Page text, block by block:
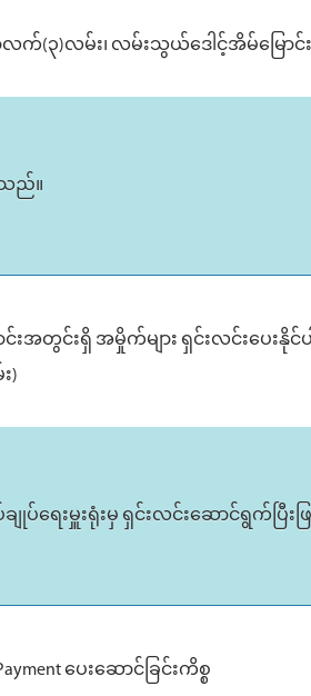
လက်(၃)လမ်း၊ လမ်းသွယ်‌ဒေါင့်အိမ်မြောင်း
သည်။
င်းအတွင်းရှိ အမှိုက်များ ရှင်းလင်းပေးနို
)
ေးမှူးရုံးမှ ရှင်းလင်းဆောင်ရွက်ပြီးဖ
ပေးဆောင်ခြင်းကိစ္စ